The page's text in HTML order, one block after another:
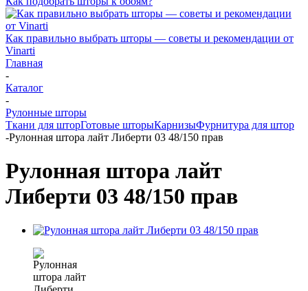
Как правильно выбрать шторы — советы и рекомендации от
Vinarti
Главная
-
Каталог
-
Рулонные шторы
Ткани для шторГотовые шторыКарнизыФурнитура для штор
-Рулонная штора лайт Либерти 03 48/150 прав
Рулонная штора лайт
Либерти 03 48/150 прав